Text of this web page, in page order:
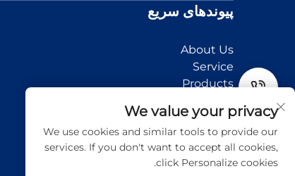
پیوندهای سریع
About Us
Service
Products
Application
Contact Us
Email
We value your privacy
We use cookies and similar tools to provide our
services. If you don't want to accept all cookies,
click Personalize cookies.